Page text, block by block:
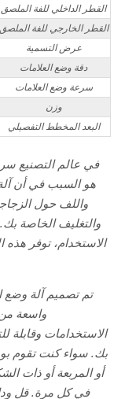
القطر الداخلي للفة الملصق
القطر الخارجي للفة الملصق
عرض التسمية
دقة وضع العلامات
سرعة وضع العلامات
وزن
البعد المخطط التفصيلي
في عالم التصنيع
هو السبب في أن آلة
واللف حول
والتغليف الخاصة
الاستخدام، توفر هذه
تم تصميم آلة وضع
واسعة
الاستخدامات وقابلة
بك. سواء كنت تقوم
أو المربعة أو ذات
في كل مرة. قل